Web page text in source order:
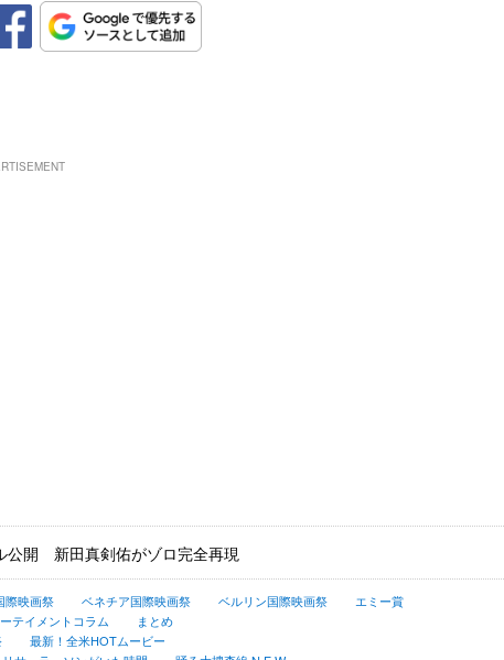
公開 新田真剣佑がゾロ完全再現
際映画祭 ベネチア国際映画祭 ベルリン国際映画祭
エミー賞
テイメントコラム
まとめ
最新！全米HOTムービー